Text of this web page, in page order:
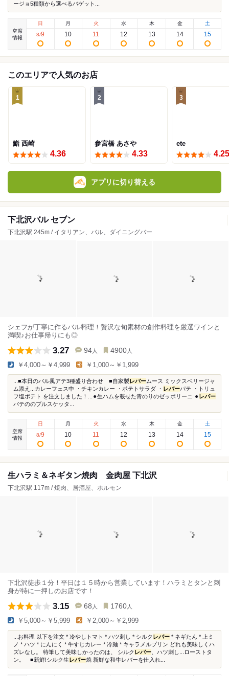
ージョ5種類から選べるバゲット...
空席
情報
日
8/9
月
10
火
11
水
12
木
13
金
14
土
15
このエリアで人気のお店
1
鮨 西崎
4.36
2
参宮橋 あさや
4.33
3
ete
4.25
アプリに切り替える
下北沢バル セブン
下北沢駅 245m / イタリアン、バル、ダイニングバー
シェフが丁寧に作るバル料理！贅沢な旬素材の創作料理を厳選ワインと
満喫♪お仕事帰りにも◎
3.27 94 人 4900 人
￥4,000～￥4,999 ￥1,000～￥1,999
...■本日のバル風アテ3種盛り合わせ ■自家製 レバームース ミックスベリージャ
ム添え...カレーフェス中 ・チキンカレー ・ポテトサラダ ・ レバーパテ ・トリュ
フ塩ポテト を注文しました！...⚫︎生ハムを載せた青のりのゼッポリーニ ⚫︎ レバー
パテののブルスケッタ...
空席
情報
日
8/9
月
10
火
11
水
12
木
13
金
14
土
15
生ハラミ＆ネギタン焼肉 金肉屋 下北沢
下北沢駅 117m / 焼肉、居酒屋、ホルモン
下北沢徒歩１分！平日は１５時から営業しています！ハラミとタンと刺
身が特に一押しのお店です！
3.15 68 人 1760 人
￥5,000～￥5,999 ￥2,000～￥2,999
...お料理 以下を注文 * 冷やしトマト * ハツ刺し * シルク レバー * ネギたん * 上ミ
ノ * ハツ * にんにく * 牛すじカレー * 冷麺 * キャラメルプリン どれも美味しくハ
ズレなし。 特筆して美味しかったのは、 シルク レバー 、ハツ刺し...ローストタ
ン。 ■新鮮!シルク生 レバー焼 新鮮な和牛レバーを仕入れ...